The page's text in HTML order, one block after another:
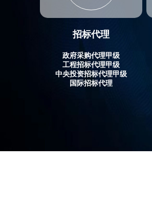
招标代理
政府采购代理甲级
工程招标代理甲级
中央投资招标代理甲级
国际招标代理